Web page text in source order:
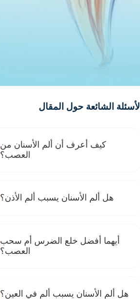
الأسئلة الشائعة حول المقال
كيف أعرف أن ألم الأسنان من
العصب؟
هل ألم الأسنان يسبب ألم الأذن؟
أيهما أفضل خلع الضرس أم سحب
العصب؟
هل ألم الأسنان يسبب ألم في العين؟